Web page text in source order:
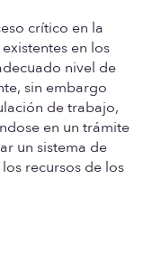
crítico en la
en los
nivel de
sin embargo
de trabajo,
en un trámite
un sistema de
recursos de los